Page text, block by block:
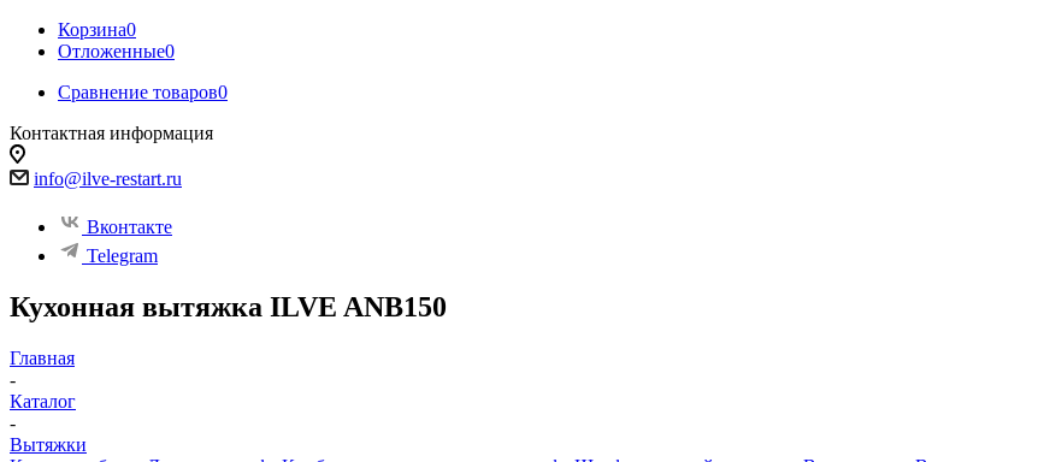
Корзина0
Отложенные0
Сравнение товаров0
Контактная информация
info@ilve-restart.ru
Вконтакте
Telegram
Кухонная вытяжка ILVE ANB150
Главная
-
Каталог
-
Вытяжки